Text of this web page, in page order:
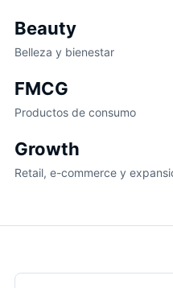
Beauty
Belleza y bienestar
FMCG
Productos de consumo
Growth
Retail, e-commerce y